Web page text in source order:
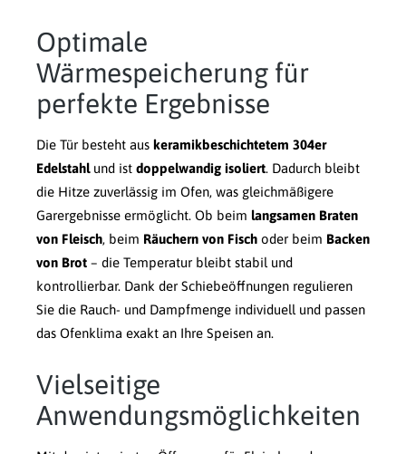
Optimale
Wärmespeicherung für
perfekte Ergebnisse
Die Tür besteht aus keramikbeschichtetem 304er
Edelstahlund ist doppelwandig isoliert. Dadurch bleibt
die Hitze zuverlässig im Ofen, was gleichmäßigere
Garergebnisse ermöglicht. Ob beim langsamen Braten
von Fleisch, beim Räuchern von Fisch oder beim Backen
von Brot – die Temperatur bleibt stabil und
kontrollierbar. Dank der Schiebeöffnungen regulieren
Sie die Rauch- und Dampfmenge individuell und passen
das Ofenklima exakt an Ihre Speisen an.
Vielseitige
Anwendungsmöglichkeiten